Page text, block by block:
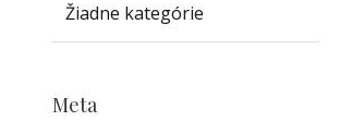
Žiadne kategórie
Meta